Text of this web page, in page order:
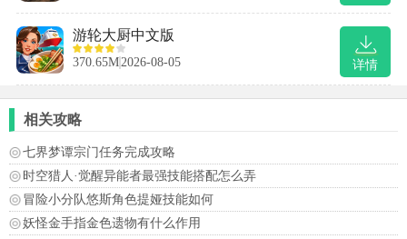
详情
游轮大厨中文版
370.65M2026-08-05
相关攻略
七界梦谭宗门任务完成攻略
时空猎人·觉醒异能者最强技能搭配怎么弄
冒险小分队悠斯角色提娅技能如何
妖怪金手指金色遗物有什么作用